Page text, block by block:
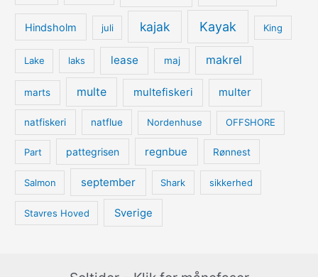
Hindsholm juli kajak Kayak King
Lake laks lease maj makrel
marts multe multefiskeri multer
natfiskeri natflue Nordenhuse OFFSHORE
Part pattegrisen regnbue Rønnest
Salmon september Shark sikkerhed
Stavres Hoved Sverige